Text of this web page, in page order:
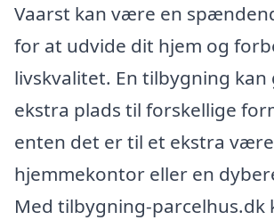
Vaarst kan være en
for at udvide dit hjem og
livskvalitet. En tilbygning kan
ekstra plads til forskellige
enten det er til et ekstra
hjemmekontor eller en
Med tilbygning-parcelhus.dk